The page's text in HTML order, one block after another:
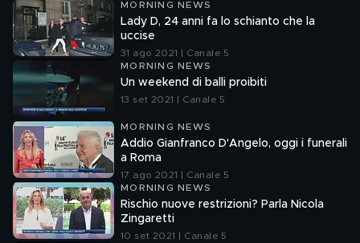
MORNING NEWS
Lady D, 24 anni fa lo schianto che la
uccise
31 ago 2021 | Canale 5
MORNING NEWS
Un weekend di balli proibiti
13 set 2021 | Canale 5
MORNING NEWS
Addio Gianfranco D'Angelo, oggi i funerali
a Roma
17 ago 2021 | Canale 5
MORNING NEWS
Rischio nuove restrizioni? Parla Nicola
Zingaretti
10 set 2021 | Canale 5